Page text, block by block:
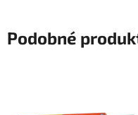
Podobné